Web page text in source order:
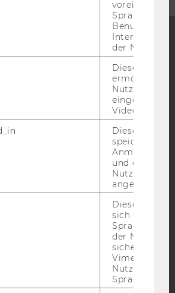
InstagramBlog
Bluesky
WEBSEITE
SOCIAL MEDIA
UND STUDIERENDE
Sprache,
der Nutzer*in
Dieses Cookie
ermöglicht
Nutzung des
Video Players
Dieses Cookie
speichert
und ob sich
Nutzer*in
angemeldet
Dieses
sich die
der
Vimeo in der
Nutzer
Sprache